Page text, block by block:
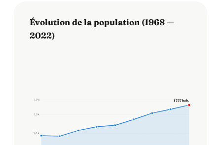
Évolution de la population (1968 —
2022)
1,0 k
1,5 k
1,9 k 1 757 hab.